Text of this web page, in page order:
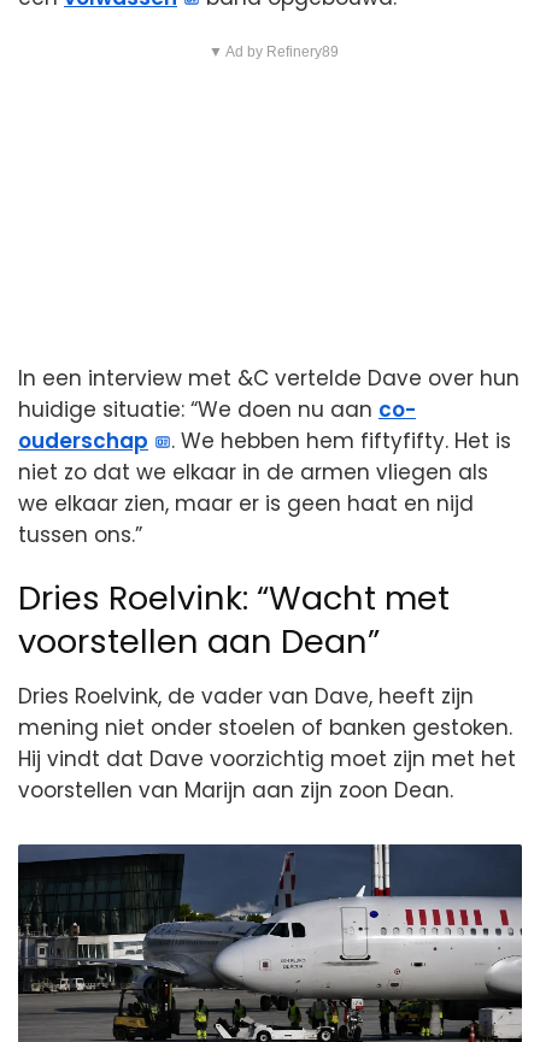
▼ Ad by Refinery89
In een interview met &C vertelde Dave over hun
huidige situatie: “We doen nu aan co-
ouderschap
. We hebben hem fiftyfifty. Het is
niet zo dat we elkaar in de armen vliegen als
we elkaar zien, maar er is geen haat en nijd
tussen ons.”
Dries Roelvink: “Wacht met
voorstellen aan Dean”
Dries Roelvink, de vader van Dave, heeft zijn
mening niet onder stoelen of banken gestoken.
Hij vindt dat Dave voorzichtig moet zijn met het
voorstellen van Marijn aan zijn zoon Dean.